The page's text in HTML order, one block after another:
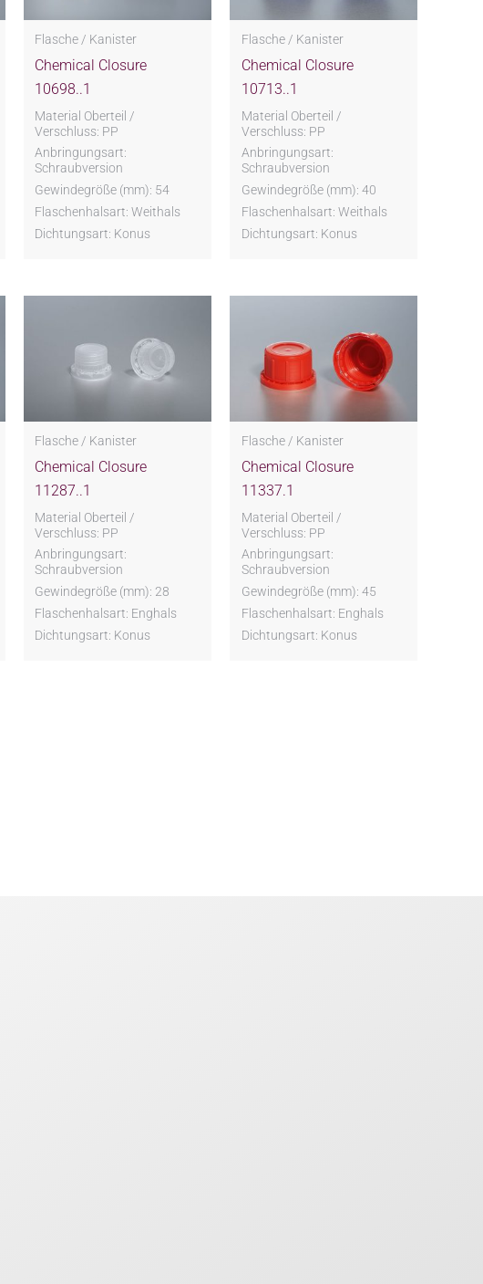
Flasche / Kanister
Chemical Closure
10698..1
Material Oberteil /
Verschluss: PP
Anbringungsart:
Schraubversion
Gewindegröße (mm): 54
Flaschenhalsart: Weithals
Dichtungsart: Konus
Flasche / Kanister
Chemical Closure
10713..1
Material Oberteil /
Verschluss: PP
Anbringungsart:
Schraubversion
Gewindegröße (mm): 40
Flaschenhalsart: Weithals
Dichtungsart: Konus
Flasche / Kanister
Chemical Closure
11287..1
Material Oberteil /
Verschluss: PP
Anbringungsart:
Schraubversion
Gewindegröße (mm): 28
Flaschenhalsart: Enghals
Dichtungsart: Konus
Flasche / Kanister
Chemical Closure
11337.1
Material Oberteil /
Verschluss: PP
Anbringungsart:
Schraubversion
Gewindegröße (mm): 45
Flaschenhalsart: Enghals
Dichtungsart: Konus